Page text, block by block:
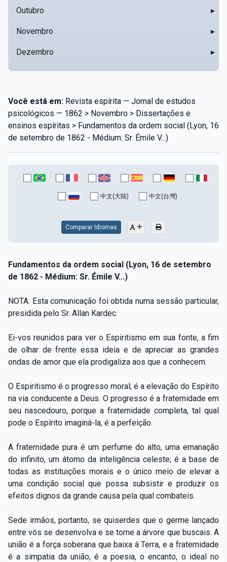
Outubro ▸
Novembro ▸
Dezembro ▸
Você está em: Revista espírita — Jornal de estudos
psicológicos — 1862 > Novembro > Dissertações e
ensinos espíritas > Fundamentos da ordem social (Lyon, 16
de setembro de 1862 - Médium: Sr. Émile V...)
中文(大陆) 中文(台灣)
Comparar Idiomas
Fundamentos da ordem social (Lyon, 16 de setembro
de 1862 - Médium: Sr. Émile V...)
NOTA: Esta comunicação foi obtida numa sessão particular,
presidida pelo Sr. Allan Kardec.
Ei-vos reunidos para ver o Espiritismo em sua fonte, a fim
de olhar de frente essa ideia e de apreciar as grandes
ondas de amor que ela prodigaliza aos que a conhecem.
O Espiritismo é o progresso moral; é a elevação do Espírito
na via conducente a Deus. O progresso é a fraternidade em
seu nascedouro, porque a fraternidade completa, tal qual
pode o Espírito imaginá-la, é a perfeição.
A fraternidade pura é um perfume do alto, uma emanação
do infinito, um átomo da inteligência celeste; é a base de
todas as instituições morais e o único meio de elevar a
uma condição social que possa subsistir e produzir os
efeitos dignos da grande causa pela qual combateis.
Sede irmãos, portanto, se quiserdes que o germe lançado
entre vós se desenvolva e se torne a árvore que buscais. A
união é a força soberana que baixa à Terra, e a fraternidade
é a simpatia da união, é a poesia, o encanto, o ideal no